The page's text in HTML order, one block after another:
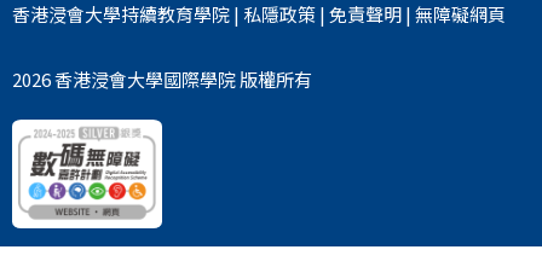
香港浸會大學持續教育學院| 私隱政策|免責聲明|無障礙網頁
2026 香港浸會大學國際學院 版權所有